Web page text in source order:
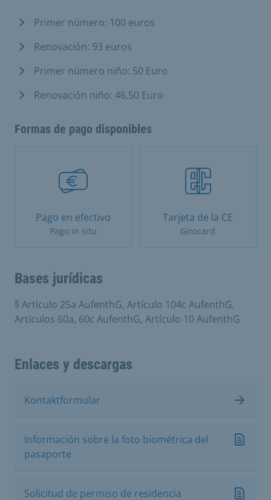
Primer número: 100 euros
Renovación: 93 euros
Primer número niño: 50 Euro
Renovación niño: 46,50 Euro
Formas de pago disponibles
Pago en efectivo
Pago in situ
Tarjeta de la CE
Girocard
Bases jurídicas
§ Artículo 25a AufenthG, Artículo 104c AufenthG,
Artículos 60a, 60c AufenthG, Artículo 10 AufenthG
Enlaces y descargas
Kontaktformular
Información sobre la foto biométrica del
pasaporte
Solicitud de permiso de residencia